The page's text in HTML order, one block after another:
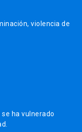
violencia de
ha vulnerado